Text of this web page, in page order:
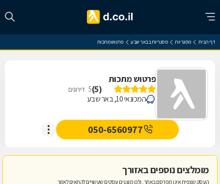
דף הבית מסגריות מסגריות בבאר שבע פרטוש מתכות
פרטוש מתכות
(
5
)
5 דירוגים
המכונאי 10, באר שבע
050-6560977
מומלצים נוספים באזורך
העסק שצפית אינו מפרסם באתר, ולכן מוצגים עסקים שעשויים להתאים לאזור